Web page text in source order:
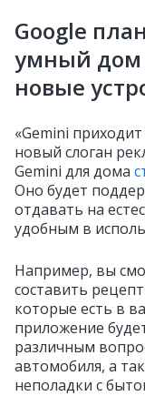
Google
умный дом
новые
«Gemini
новый слоган
Gemini для дома
Оно будет
отдавать на
удобным в
Например, вы
составить
которые есть в
приложение
различным
автомобиля, а
неполадки с